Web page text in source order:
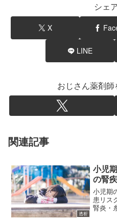
シェ
X
LINE
おじさん薬剤
関連記事
透析
小児
の腎
小児期
患リス
腎炎・